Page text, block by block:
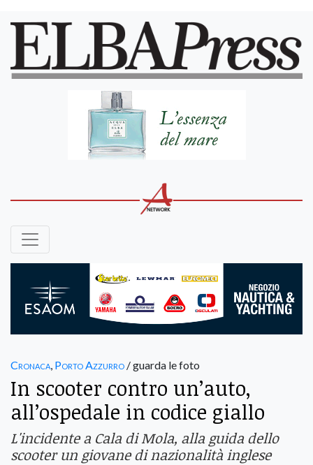
Cronaca Porto Azzurro / guarda le foto
In scooter contro un’auto,
all’ospedale in codice giallo
L'incidente a Cala di Mola, alla guida dello
scooter un giovane di nazionalità inglese